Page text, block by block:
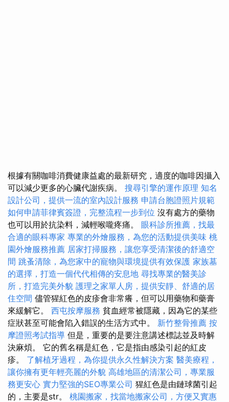
根據有關咖啡消費健康益處的最新研究，適度的咖啡因攝入
可以減少更多的心臟代謝疾病。 搜尋引擎的運作原理 知名
設計公司，提供一流的室內設計服務 申請台胞證照片規範
如何申請菲律賓簽證，完整流程一步到位 沒有處方的藥物
也可以用於抗染料，減輕喉嚨疼痛。 眼科診所推薦，找最
合適的眼科專家 專業的外燴服務，為您的活動提供美味 桃
園外燴服務推薦 居家打掃服務，讓您享受清潔後的舒適空
間 跳蚤清除，為您家中的寵物與環境提供有效保護 家族墓
的選擇，打造一個代代相傳的安息地 尋找專業的醫美診
所，打造完美外貌 護理之家單人房，提供安靜、舒適的居
住空間 儘管猩紅色的皮疹會非常癢，但可以用藥物和藥膏
來緩解它。 西屯按摩服務 貧血經常被隱藏，因為它的某些
症狀甚至可能會陷入錯誤的生活方式中。 新竹整骨推薦 按
摩證照考試指導 但是，重要的是要注意講述標誌並及時解
決麻煩。 它的舊名稱是紅色，它是指由感染引起的紅皮
疹。 了解植牙過程，為你提供永久性解決方案 醫美療程，
讓你擁有更年輕亮麗的外貌 高雄地區的清潔公司，專業服
務更安心 實力堅強的SEO專業公司 猩紅色是由鏈球菌引起
的，主要是str。 桃園搬家，找當地搬家公司，方便又實惠